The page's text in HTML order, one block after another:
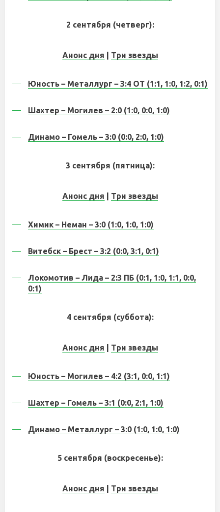
2 сентября (четверг):
Анонс дня Три звезды
Юность – Металлург – 3:4 ОТ (1:1, 1:0, 1:2, 0:1)
Шахтер – Могилев – 2:0 (1:0, 0:0, 1:0)
Динамо – Гомель – 3:0 (0:0, 2:0, 1:0)
3 сентября (пятница):
Анонс дня Три звезды
Химик – Неман – 3:0 (1:0, 1:0, 1:0)
Витебск – Брест – 3:2 (0:0, 3:1, 0:1)
Локомотив – Лида – 2:3 ПБ (0:1, 1:0, 1:1, 0:0,
0:1)
4 сентября (суббота):
Анонс дня Три звезды
Юность – Могилев – 4:2 (3:1, 0:0, 1:1)
Шахтер – Гомель – 3:1 (0:0, 2:1, 1:0)
Динамо – Металлург – 3:0 (1:0, 1:0, 1:0)
5 сентября (воскресенье):
Анонс дня Три звезды